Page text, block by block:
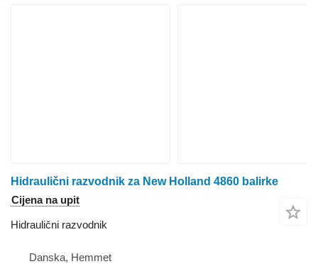
Hidraulični razvodnik za New Holland 4860 balirke
Cijena na upit
Hidraulični razvodnik
Danska, Hemmet